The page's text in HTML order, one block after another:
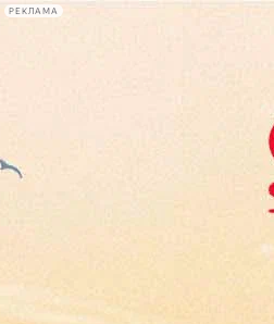
РЕКЛАМА